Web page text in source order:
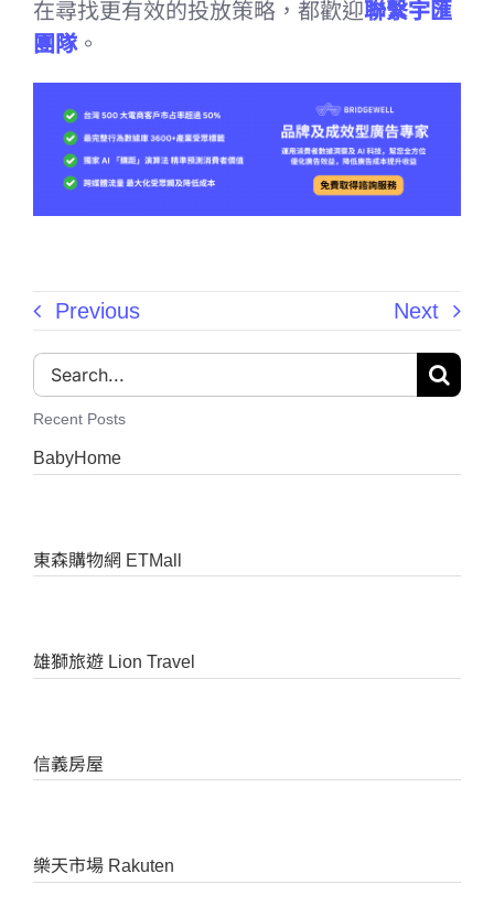
在尋找更有效的投放策略，都歡迎聯繫宇匯
團隊。
Previous Next
Search
for:
Recent Posts
BabyHome
東森購物網 ETMall
雄獅旅遊 Lion Travel
信義房屋
樂天市場 Rakuten